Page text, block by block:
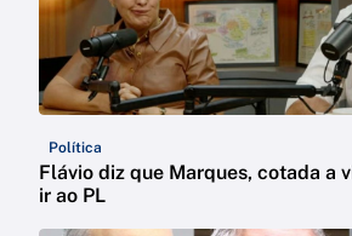
Política
Flávio diz que Marques, cotada a
ir ao PL